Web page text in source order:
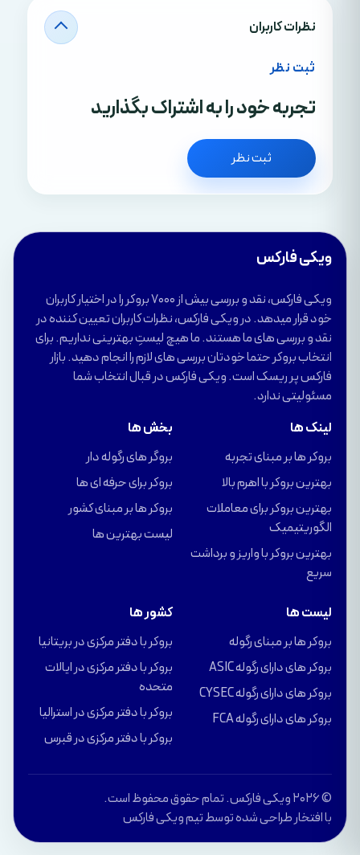
نظرات کاربران
ثبت نظر
تجربه خود را به اشتراک بگذارید
ثبت نظر
ویکی فارکس
ویکی فارکس، نقد و بررسی بیش از 7000 بروکر را در اختیار کاربران
خود قرار میدهد. در ویکی فارکس، نظرات کاربران تعیین کننده در
نقد و بررسی های ما هستند. ما هیچ لیستِ بهترینی نداریم. برای
انتخاب بروکر حتما خودتان بررسی های لازم را انجام دهید. بازار
فارکس پر ریسک است. ویکی فارکس در قبال انتخاب شما
مسئولیتی ندارد.
لینک ها
بروکر ها بر مبنای تجربه
بهترین بروکر با اهرم بالا
بهترین بروکر برای معاملات
الگوریتیمیک
بهترین بروکر با واریز و برداشت
سریع
بخش ها
بروگر های رگوله دار
بروکر برای حرفه ای ها
بروکر ها بر مبنای کشور
لیست بهترین ها
لیست ها
بروکر ها بر مبنای رگوله
بروکر های دارای رگوله ASIC
بروکر های دارای رگوله CYSEC
بروکر های دارای رگوله FCA
کشور ها
بروکر با دفتر مرکزی در بریتانیا
بروکر با دفتر مرکزی در ایالات
متحده
بروکر با دفتر مرکزی در استرالیا
بروکر با دفتر مرکزی در قبرس
© 2026 ویکی فارکس. تمام حقوق محفوظ است.
با افتخار طراحی شده توسط تیم ویکی فارکس